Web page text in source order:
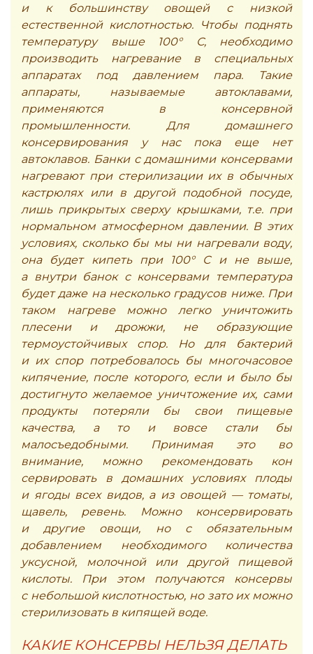
и к большинству овощей с низкой
естественной кислотностью. Чтобы поднять
температуру выше 100° С, необходимо
производить нагревание в специальных
аппаратах под давлением пара. Такие
аппараты, называемые автоклавами,
применяются в консервной
промышленности. Для домашнего
консервирования у нас пока еще нет
автоклавов. Банки с домашними консервами
нагревают при стерилизации их в обычных
кастрюлях или в другой подобной посуде,
лишь прикрытых сверху крышками, т.е. при
нормальном атмосферном давлении. В этих
условиях, сколько бы мы ни нагревали воду,
она будет кипеть при 100° С и не выше,
а внутри банок с консервами температура
будет даже на несколько градусов ниже. При
таком нагреве можно легко уничтожить
плесени и дрожжи, не образующие
термоустойчивых спор. Но для бактерий
и их спор потребовалось бы многочасовое
кипячение, после которого, если и было бы
достигнуто желаемое уничтожение их, сами
продукты потеряли бы свои пищевые
качества, а то и вовсе стали бы
малосъедобными. Принимая это во
внимание, можно рекомендовать кон
сервировать в домашних условиях плоды
и ягоды всех видов, а из овощей — томаты,
щавель, ревень. Можно консервировать
и другие овощи, но с обязательным
добавлением необходимого количества
уксусной, молочной или другой пищевой
кислоты. При этом получаются консервы
с небольшой кислотностью, но зато их можно
стерилизовать в кипящей воде.
КАКИЕ КОНСЕРВЫ НЕЛЬЗЯ ДЕЛАТЬ